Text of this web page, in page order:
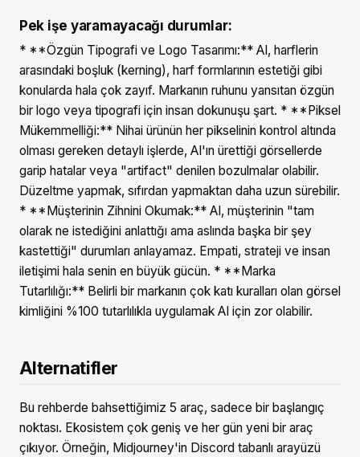
Pek işe yaramayacağı durumlar:
* **Özgün Tipografi ve Logo Tasarımı:** AI, harflerin
arasındaki boşluk (kerning), harf formlarının estetiği gibi
konularda hala çok zayıf. Markanın ruhunu yansıtan özgün
bir logo veya tipografi için insan dokunuşu şart. * **Piksel
Mükemmelliği:** Nihai ürünün her pikselinin kontrol altında
olması gereken detaylı işlerde, AI'ın ürettiği görsellerde
garip hatalar veya "artifact" denilen bozulmalar olabilir.
Düzeltme yapmak, sıfırdan yapmaktan daha uzun sürebilir.
* **Müşterinin Zihnini Okumak:** AI, müşterinin "tam
olarak ne istediğini anlattığı ama aslında başka bir şey
kastettiği" durumları anlayamaz. Empati, strateji ve insan
iletişimi hala senin en büyük gücün. * **Marka
Tutarlılığı:** Belirli bir markanın çok katı kuralları olan görsel
kimliğini %100 tutarlılıkla uygulamak AI için zor olabilir.
Alternatifler
Bu rehberde bahsettiğimiz 5 araç, sadece bir başlangıç
noktası. Ekosistem çok geniş ve her gün yeni bir araç
çıkıyor. Örneğin, Midjourney'in Discord tabanlı arayüzü